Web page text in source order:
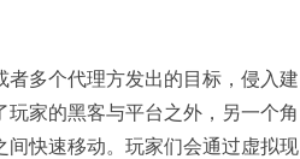
多个代理方发出的目标，侵入建
家的黑客与平台之外，另一个角
快速移动。玩家们会通过虚拟现